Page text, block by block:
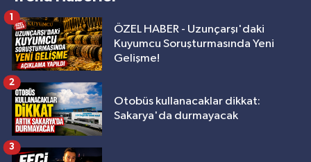
ÖZEL HABER - Uzunçarşı'daki
Kuyumcu Soruşturmasında Yeni
Gelişme!
1
Otobüs kullanacaklar dikkat:
Sakarya'da durmayacak
2
3